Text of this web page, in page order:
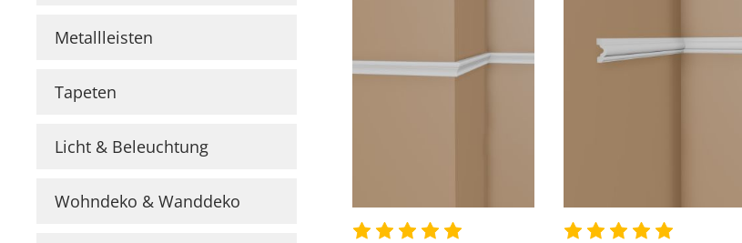
Montageanleitung für
Montageanleitung für
Vliestapete tapezieren
Metallleisten
Tapeten
Licht & Beleuchtung
Wohndeko & Wanddeko
Material